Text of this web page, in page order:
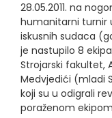
28.05.2011. na
humanitarni turnir
iskusnih sudaca
je nastupilo 8
Strojarski fakultet,
Medvjedići (mladi
koji su u odigrali
poraženom